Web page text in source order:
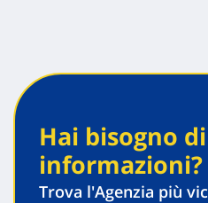
Hai bisogno di
informazioni?
Trova l'Agenzia più